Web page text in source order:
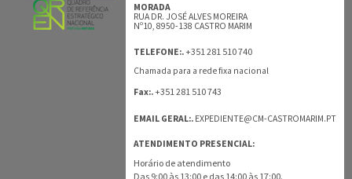
MORADA
RUA DR. JOSÉ ALVES MOREIRA
Nº10, 8950-138 CASTRO MARIM
TELEFONE:.+351 281 510 740
Chamada para a rede fixa nacional
Fax:.+351 281 510 743
EMAIL GERAL:. EXPEDIENTE@CM-CASTROMARIM.PT
ATENDIMENTO PRESENCIAL:
Horário de atendimento
Das 9:00 às 13:00 e das 14:00 às 17:00.